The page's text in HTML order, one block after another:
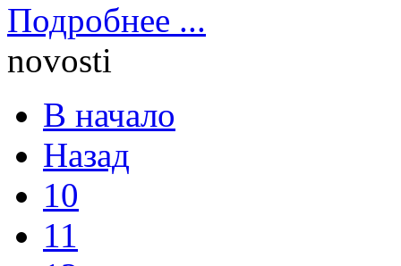
Подробнее ...
novosti
В начало
Назад
10
11